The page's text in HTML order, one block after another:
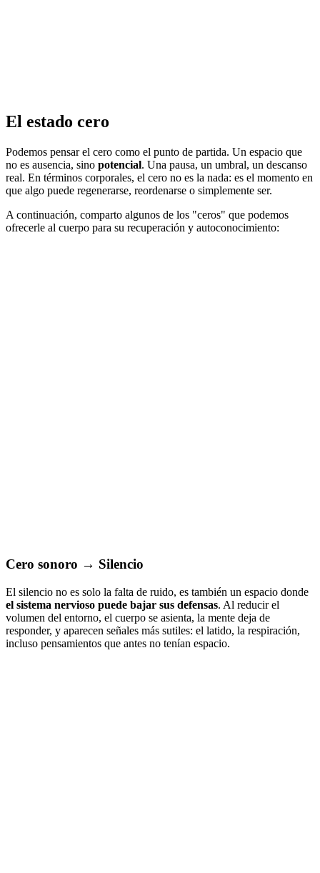
El estado cero
Podemos pensar el cero como el punto de partida. Un espacio que
no es ausencia, sino potencial. Una pausa, un umbral, un descanso
real. En términos corporales, el cero no es la nada: es el momento en
que algo puede regenerarse, reordenarse o simplemente ser.
A continuación, comparto algunos de los "ceros" que podemos
ofrecerle al cuerpo para su recuperación y autoconocimiento:
Cero sonoro → Silencio
El silencio no es solo la falta de ruido, es también un espacio donde
el sistema nervioso puede bajar sus defensas. Al reducir el
volumen del entorno, el cuerpo se asienta, la mente deja de
responder, y aparecen señales más sutiles: el latido, la respiración,
incluso pensamientos que antes no tenían espacio.